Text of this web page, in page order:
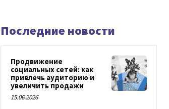
Последние новости
Продвижение
социальных сетей: как
привлечь аудиторию и
увеличить продажи
15.06.2026